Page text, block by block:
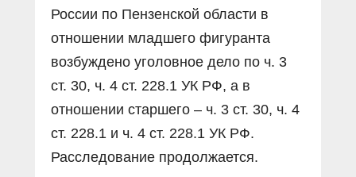
России по Пензенской области в
отношении младшего фигуранта
возбуждено уголовное дело по ч. 3
ст. 30, ч. 4 ст. 228.1 УК РФ, а в
отношении старшего – ч. 3 ст. 30, ч. 4
ст. 228.1 и ч. 4 ст. 228.1 УК РФ.
Расследование продолжается.